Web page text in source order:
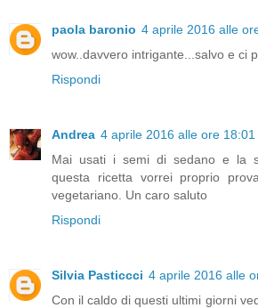
paola baronio 4 aprile 2016 alle
wow..davvero intrigante...salvo e ci
Rispondi
Andrea 4 aprile 2016 alle ore 18:01
Mai usati i semi di sedano e la
questa ricetta vorrei proprio
vegetariano. Un caro saluto
Rispondi
Silvia Pasticcci 4 aprile 2016 alle
Con il caldo di questi ultimi giorni